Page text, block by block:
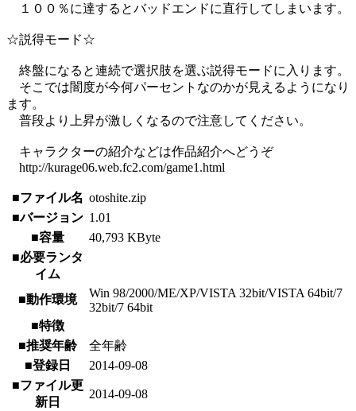
１００％に達するとバッドエンドに直行してしまいます。
☆説得モード☆
終盤になると連続で選択肢を選ぶ説得モードに入ります。
そこでは闇度が今何パーセントなのかが見えるようになり
ます。
普段より上昇が激しくなるので注意してください。
キャラクターの紹介などは作品紹介へどうぞ
http://kurage06.web.fc2.com/game1.html
■ファイル名 otoshite.zip
■バージョン 1.01
■容量
40,793 KByte
■必要ランタ
イム
■動作環境
Win 98/2000/ME/XP/VISTA 32bit/VISTA 64bit/7
32bit/7 64bit
■特徴
■推奨年齢
全年齢
■登録日
2014-09-08
■ファイル更
新日
2014-09-08